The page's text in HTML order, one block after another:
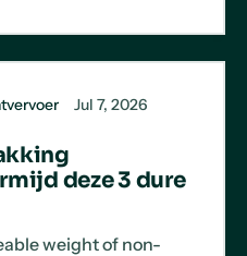
Jul 7, 2026
deze 3 dure
weight of non-